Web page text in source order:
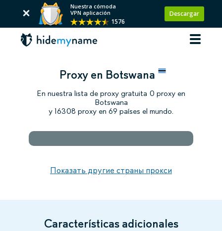
Nuestra cómoda
VPN aplicación
1576
Descargar
Proxy en Botswana
En nuestra lista de proxy gratuita 0 proxy en
Botswana
y 16308 proxy en 69 países el mundo.
Показать другие страны прокси
Características adicionales